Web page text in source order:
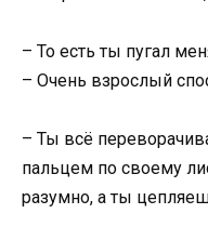
– То есть ты пугал
– Очень взрослый
– Ты всё
пальцем по своему
разумно, а ты